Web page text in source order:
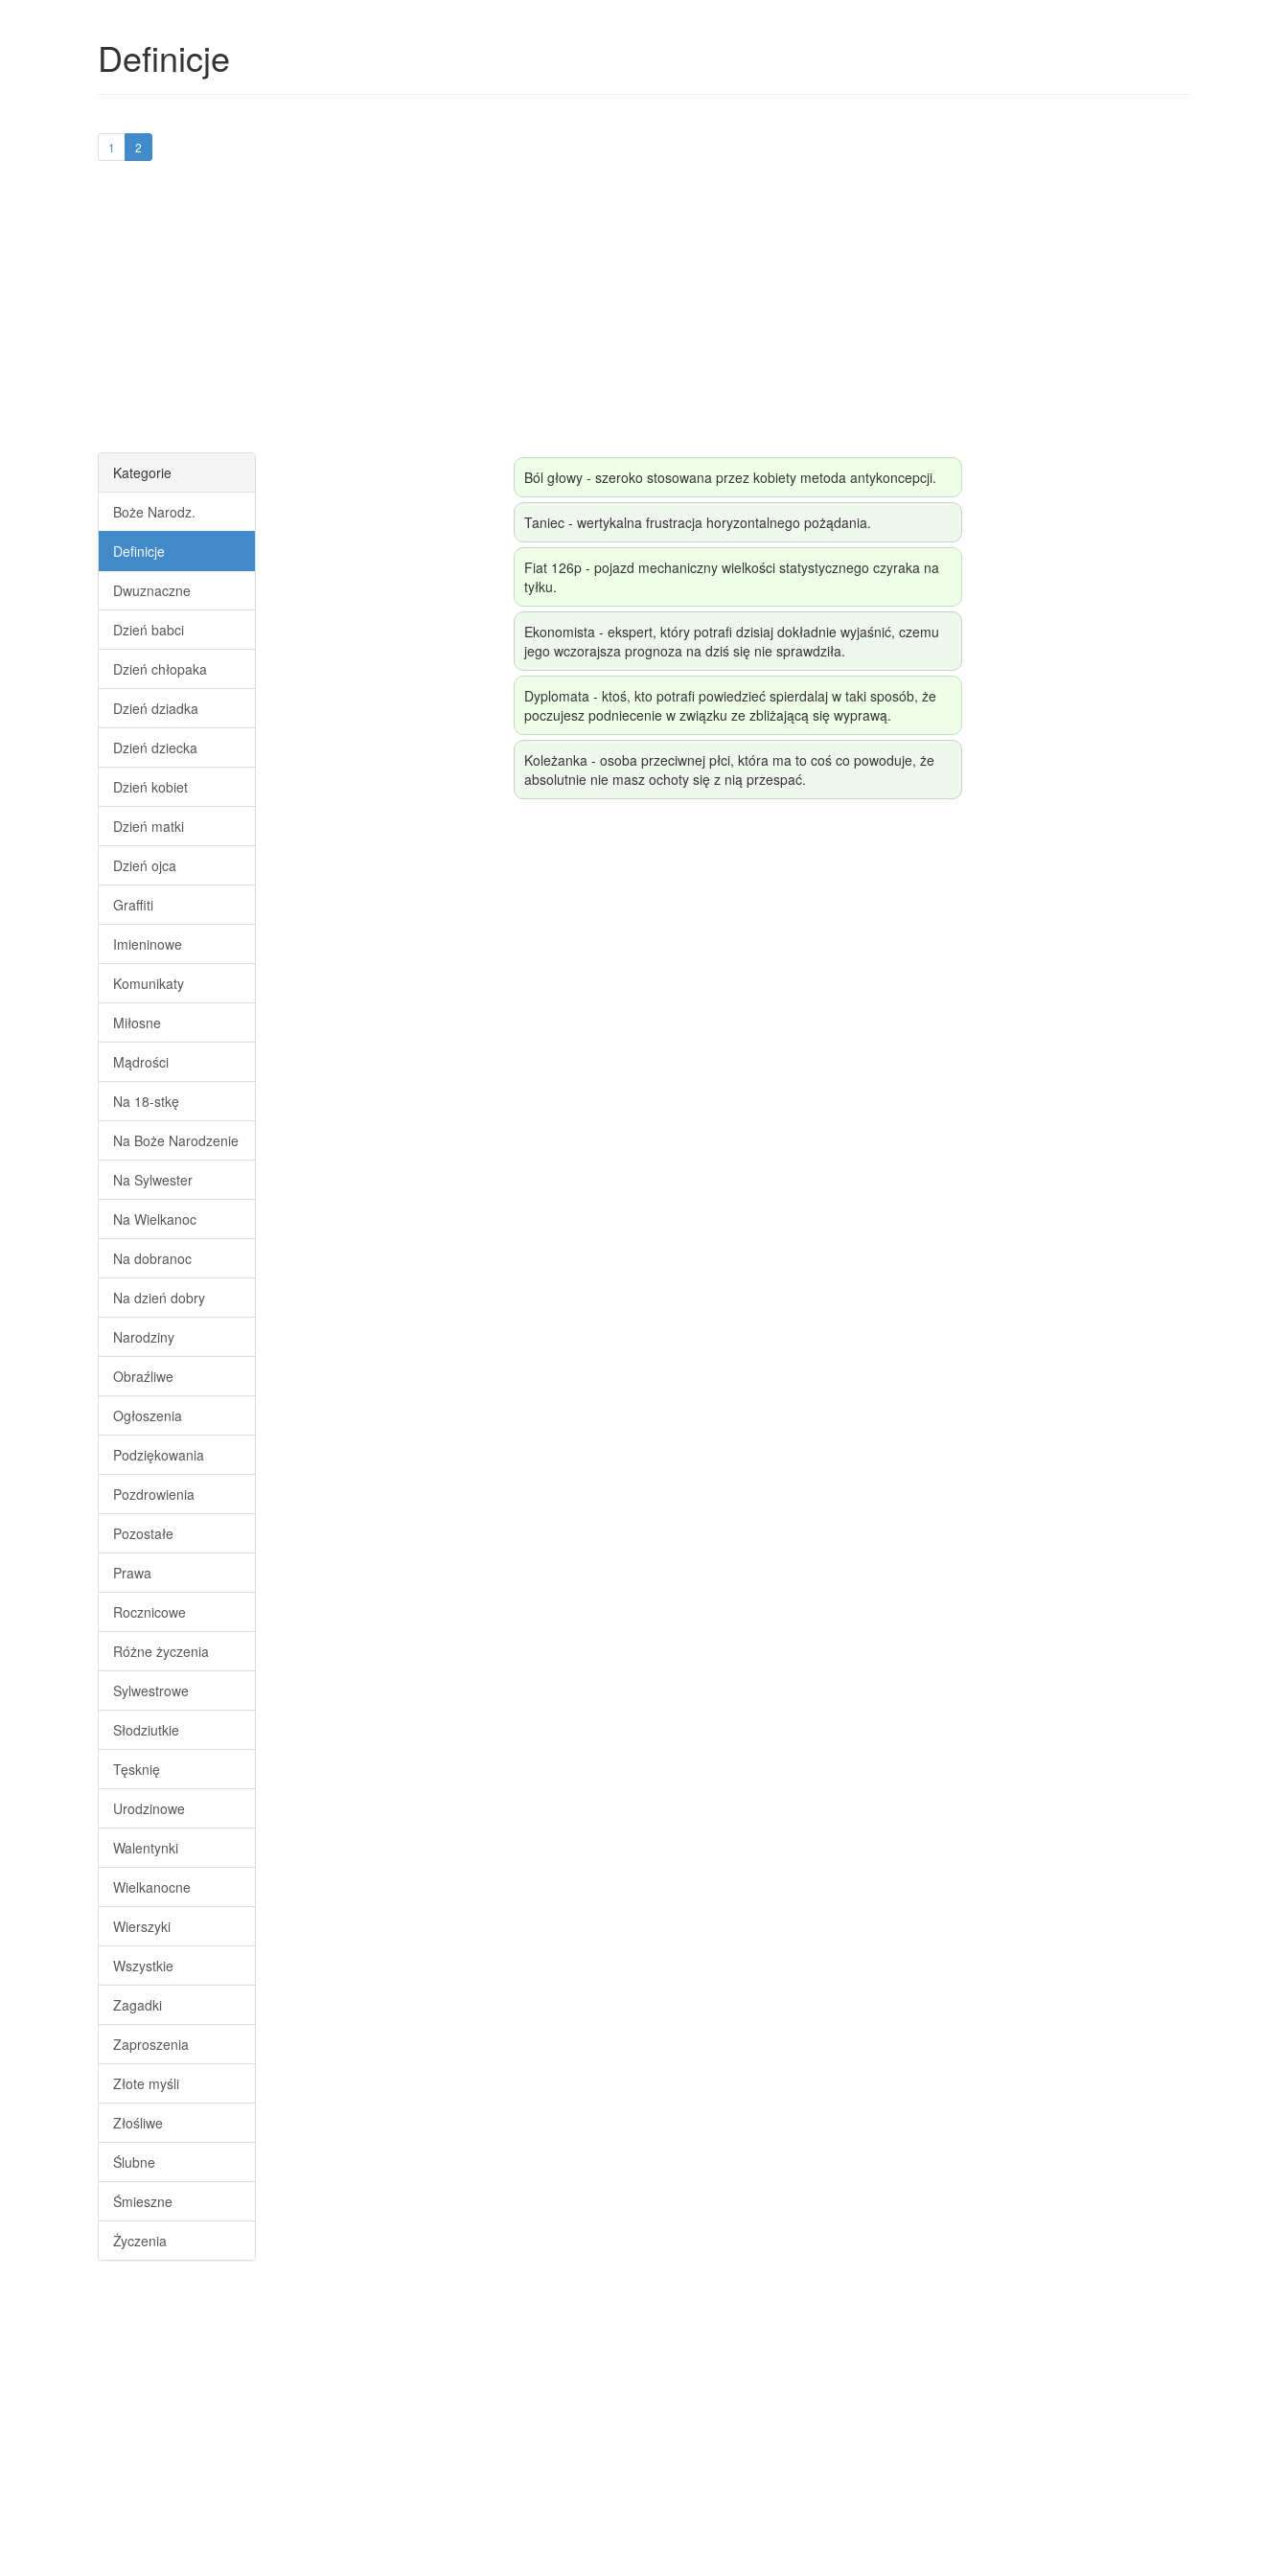
Definicje
1 2
Kategorie
Boże Narodz.
Definicje
Dwuznaczne
Dzień babci
Dzień chłopaka
Dzień dziadka
Dzień dziecka
Dzień kobiet
Dzień matki
Dzień ojca
Graffiti
Imieninowe
Komunikaty
Miłosne
Mądrości
Na 18-stkę
Na Boże Narodzenie
Na Sylwester
Na Wielkanoc
Na dobranoc
Na dzień dobry
Narodziny
Obraźliwe
Ogłoszenia
Podziękowania
Pozdrowienia
Pozostałe
Prawa
Rocznicowe
Różne życzenia
Sylwestrowe
Słodziutkie
Tęsknię
Urodzinowe
Walentynki
Wielkanocne
Wierszyki
Wszystkie
Zagadki
Zaproszenia
Złote myśli
Złośliwe
Ślubne
Śmieszne
Życzenia
Ból głowy - szeroko stosowana przez kobiety metoda antykoncepcji.
Taniec - wertykalna frustracja horyzontalnego pożądania.
Fiat 126p - pojazd mechaniczny wielkości statystycznego czyraka na
tyłku.
Ekonomista - ekspert, który potrafi dzisiaj dokładnie wyjaśnić, czemu
jego wczorajsza prognoza na dziś się nie sprawdziła.
Dyplomata - ktoś, kto potrafi powiedzieć spierdalaj w taki sposób, że
poczujesz podniecenie w związku ze zbliżającą się wyprawą.
Koleżanka - osoba przeciwnej płci, która ma to coś co powoduje, że
absolutnie nie masz ochoty się z nią przespać.